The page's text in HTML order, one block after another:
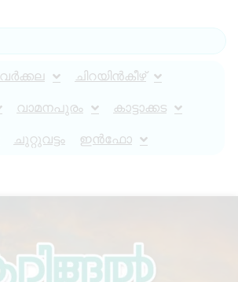
വർക്കല ചിറയിൻകീഴ്
വാമനപുരം കാട്ടാക്കട
ചുറ്റുവട്ടം ഇൻഫോ